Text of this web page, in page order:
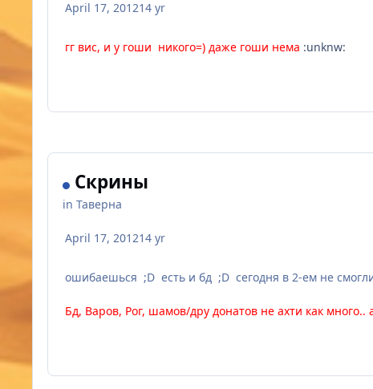
April 17, 201214 yr
гг вис, и у гоши никого=) даже гоши нема :unknw:
Скрины
inТаверна
April 17, 201214 yr
ошибаешься ;D есть и бд ;D сегодня в 2-ем не
Бд, Варов, Рог, шамов/дру донатов не ахти как много..